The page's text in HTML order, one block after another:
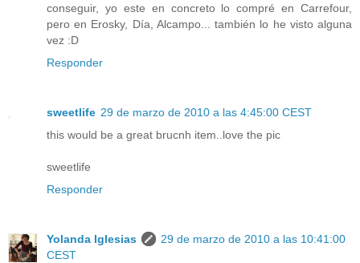
conseguir, yo este en concreto lo compré en Carrefour,
pero en Erosky, Día, Alcampo... también lo he visto alguna
vez :D
Responder
sweetlife 29 de marzo de 2010 a las 4:45:00 CEST
this would be a great brucnh item..love the pic
sweetlife
Responder
Yolanda Iglesias
29 de marzo de 2010 a las 10:41:00
CEST